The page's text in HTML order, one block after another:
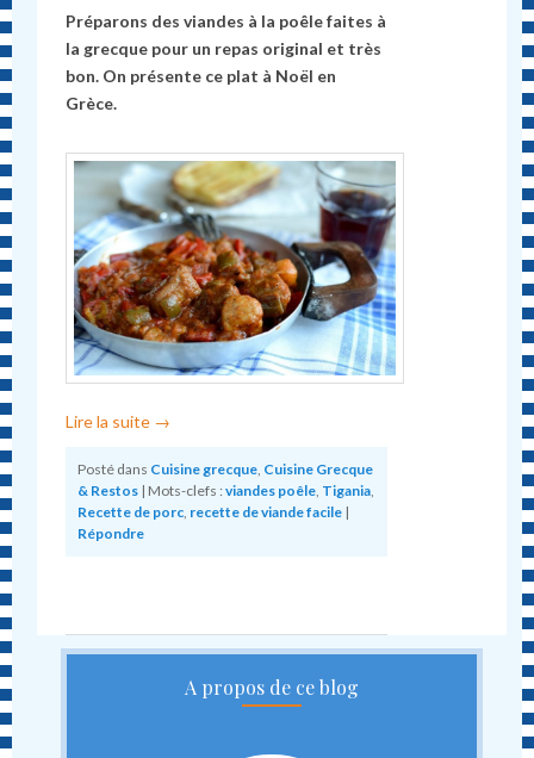
Préparons des viandes à la poêle faites à
la grecque pour un repas original et très
bon. On présente ce plat à Noël en
Grèce.
Lire la suite →
Posté dans Cuisine grecque Cuisine Grecque
& Restos | Mots-clefs : viandes poêle Tigania
Recette de porc recette de viande facile |
Répondre
A propos de ce blog